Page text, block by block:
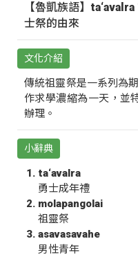
【魯凱族語】
士祭的由來
文化介紹
傳統祖靈祭是一系列為
作求學濃縮為一天，並
辦理。
小辭典
ta‘avalra
勇士成年禮
molapangolai
祖靈祭
asavasavahe
男性青年